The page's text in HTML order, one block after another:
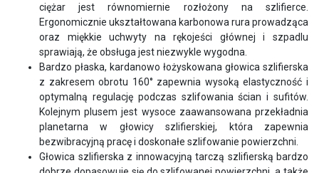
ciężar jest równomiernie rozłożony na szlifierce.
Ergonomicznie ukształtowana karbonowa rura prowadząca
oraz miękkie uchwyty na rękojeści głównej i szpadlu
sprawiają, że obsługa jest niezwykle wygodna.
Bardzo płaska, kardanowo łożyskowana głowica szlifierska
z zakresem obrotu 160° zapewnia wysoką elastyczność i
optymalną regulację podczas szlifowania ścian i sufitów.
Kolejnym plusem jest wysoce zaawansowana przekładnia
planetarna w głowicy szlifierskiej, która zapewnia
bezwibracyjną pracę i doskonałe szlifowanie powierzchni.
Głowica szlifierska z innowacyjną tarczą szlifierską bardzo